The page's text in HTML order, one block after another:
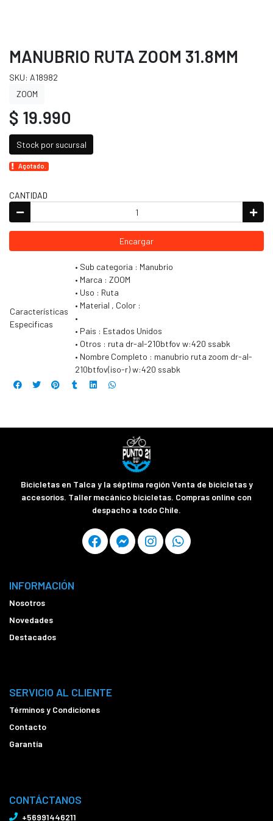
MANUBRIO RUTA ZOOM 31.8MM
SKU: A18982
ZOOM
$ 19.990
Stock por sucursal
Agotado.
CANTIDAD
Encargar
Características
Especificas
• Sub categoria : Manubrio
• Marca : ZOOM
• Uso : Ruta
• Material , Color :
•
• Pais : Estados Unidos
• Otros : ruta dr-al-210btfov w:420 ssabk
• Nombre Completo : manubrio ruta zoom dr-al-
210btfov(iso-r) w:420 ssabk
Bicicletas en Talca y la séptima región Venta de bicicletas y
accesorios. Taller mecánico bicicletas. Compras online con
despacho a todo Chile.
INFORMACIÓN
Nosotros
Novedades
Destacados
SERVICIO AL CLIENTE
Términos y Condiciones
Contacto
Garantía
CONTÁCTANOS
+56991446211